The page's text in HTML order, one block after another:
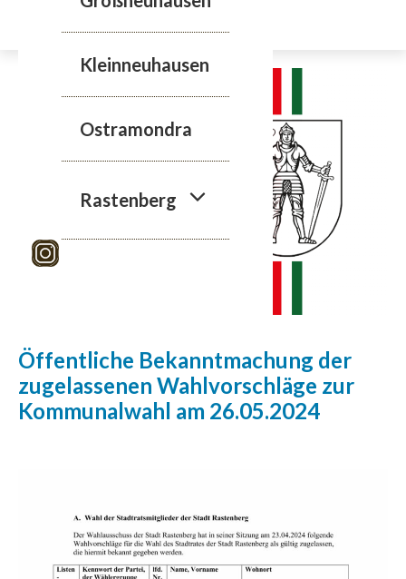
Kleinneuhausen
Ostramondra
Rastenberg
Öffentliche Bekanntmachung der
zugelassenen Wahlvorschläge zur
Kommunalwahl am 26.05.2024